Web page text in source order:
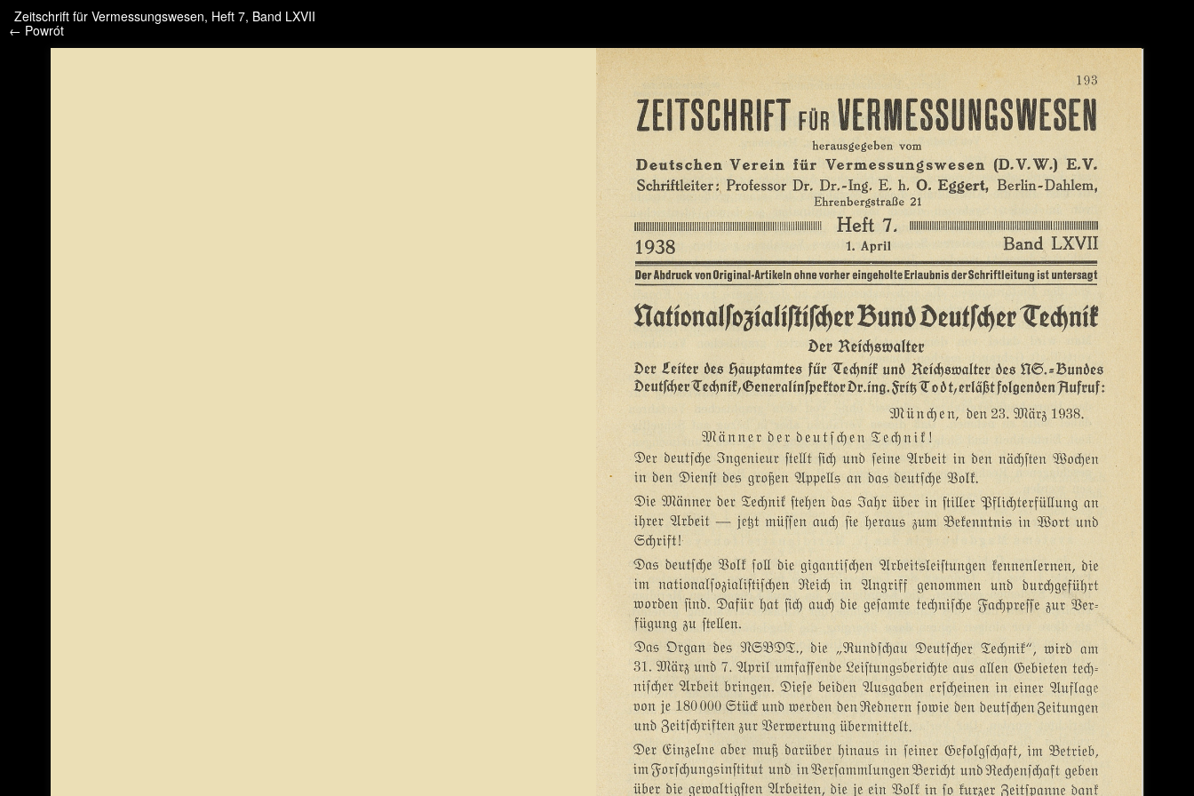
/* */ /* */ /* pliki_strona_po_stronie */
Zeitschrift für Vermessungswesen, Heft 7, Band LXVII
← Powrót